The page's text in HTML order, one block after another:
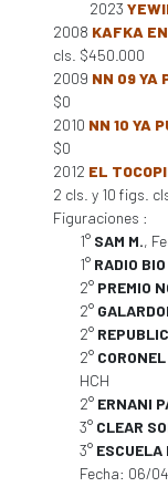
2023
2008 KAFKA
cls. $450.000
2009 NN 09 YA
$0
2010 NN 10 YA
$0
2012 EL
2 cls. y 10 figs.
Figuraciones :
1° SAM M.,
1° RADIO
2° PREMIO
2°
2°
2°
HCH
2° ERNANI
3° CLEAR
3° ESCUELA
Fecha: 06/